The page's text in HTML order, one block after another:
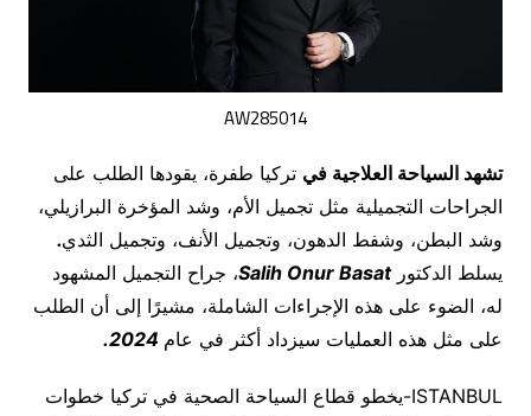
AW285014
تشهد السياحة العلاجية في تركيا طفرة، يقودها الطلب على
الجراحات التجميلية مثل تجميل الأم، وشد المؤخرة البرازيلي،
وشد البطن، وشفط الدهون، وتجميل الأنف، وتجميل الثدي.
يسلط الدكتورSalih Onur Basat، جراح التجميل المشهود
له، الضوء على هذه الإجراءات الشاملة، مشيرًا إلى أن الطلب
على مثل هذه العمليات سيزداد أكثر في عام
ISTANBUL-يخطو قطاع السياحة الصحية في تركيا خطوات